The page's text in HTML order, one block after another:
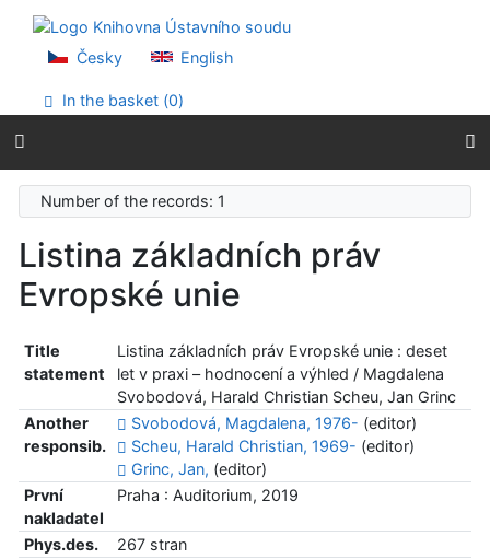
Go to menu
Accessibility declaration
Česky English
In the basket (0)
Number of the records: 1
Listina základních práv
Evropské unie
Title
statement
Listina základních práv Evropské unie : deset
let v praxi – hodnocení a výhled / Magdalena
Svobodová, Harald Christian Scheu, Jan Grinc
Another
responsib.
Svobodová, Magdalena, 1976- (editor)
Scheu, Harald Christian, 1969- (editor)
Grinc, Jan, (editor)
První
nakladatel
Praha : Auditorium, 2019
Phys.des.
267 stran